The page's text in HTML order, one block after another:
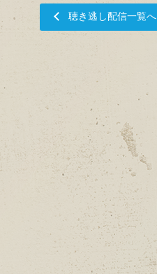
聴き逃し配信一覧へ